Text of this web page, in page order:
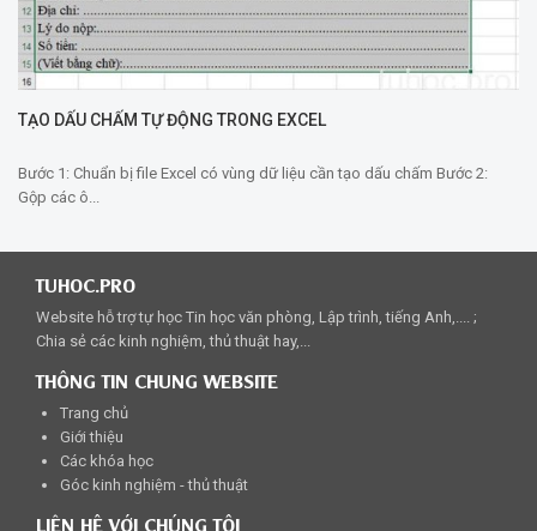
TẠO DẤU CHẤM TỰ ĐỘNG TRONG EXCEL
Bước 1: Chuẩn bị file Excel có vùng dữ liệu cần tạo dấu chấm Bước 2:
Gộp các ô...
TUHOC.PRO
Website hỗ trợ tự học Tin học văn phòng, Lập trình, tiếng Anh,.... ;
Chia sẻ các kinh nghiệm, thủ thuật hay,...
THÔNG TIN CHUNG WEBSITE
Trang chủ
Giới thiệu
Các khóa học
Góc kinh nghiệm - thủ thuật
LIÊN HỆ VỚI CHÚNG TÔI